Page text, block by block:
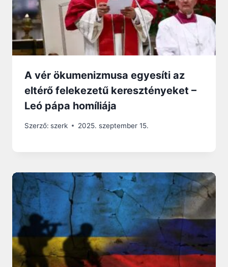
A vér ökumenizmusa egyesíti az
eltérő felekezetű keresztényeket –
Leó pápa homíliája
Szerző: szerk 2025. szeptember 15.